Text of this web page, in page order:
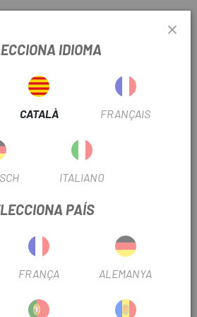
DEL PRODUCTE
de pneumàtics i ferramenta
a palanca quan es fa servir
qualitat
IDIOMA
CATALÀ FRANÇAIS
ITALIANO
PAÍS
FRANÇA ALEMANYA